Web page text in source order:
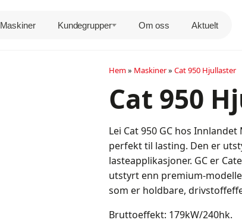
Maskiner Kundegrupper Om oss Aktuelt
Hem» Maskiner»Cat 950 Hjullaster
Cat 950
Lei Cat 950 GC hos
perfekt til lasting. Den er
lasteapplikasjoner. GC er
utstyrt enn premium-
som er holdbare,
Bruttoeffekt: 179kW/240hk.